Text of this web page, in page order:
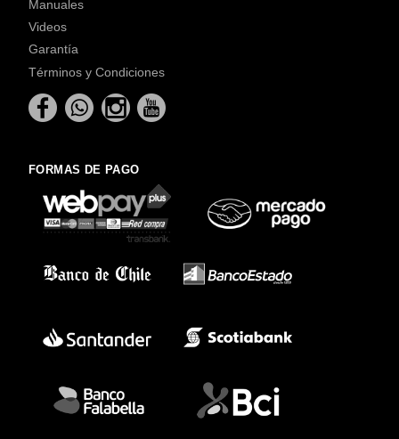
Manuales
Videos
Garantía
Términos y Condiciones
FORMAS DE PAGO